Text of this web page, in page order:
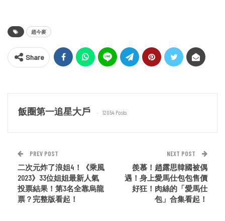
趙今麥
Share
飯圈第一追星大戶 12054 Posts
PREV POST
二次元炸了浪姐4！《乘風
2023》33位姐姐最新人氣
投票結果！第3名全靠烏龍
票？完整版看起！
NEXT POST
羨慕！趙露思韓國被偶
遇！身上愛馬仕包包售價
好狂！肉絲的「愛馬仕
包」合集看起！